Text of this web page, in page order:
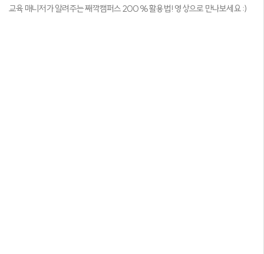
교육 매니저가 알려주는 째깍캠퍼스 200% 활용법! 영상으로 만나보세요 :)